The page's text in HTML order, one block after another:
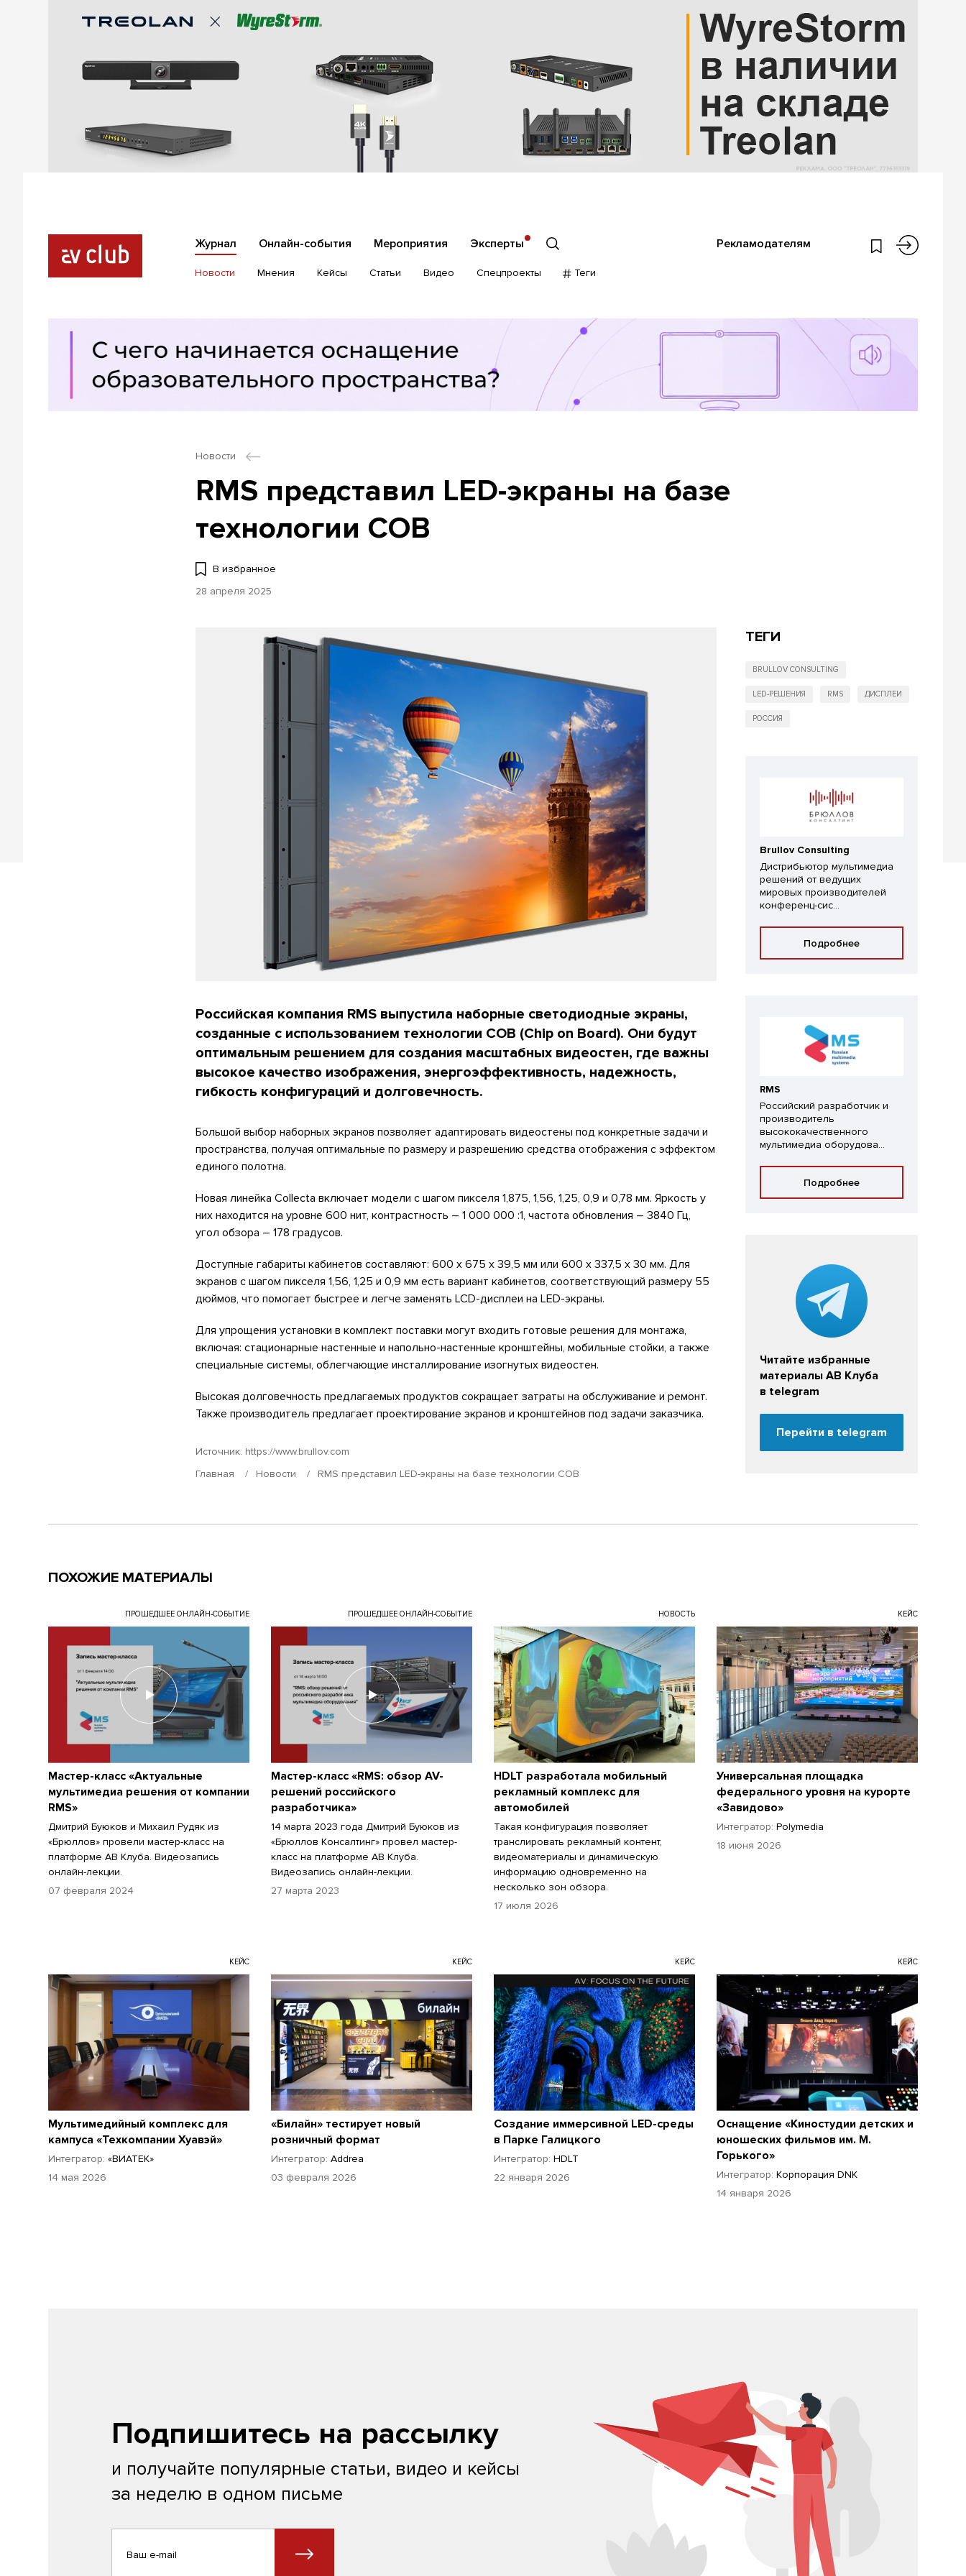
Журнал Онлайн-события Мероприятия Эксперты Рекламодателям
Новости Мнения Кейсы Статьи Видео Спецпроекты Теги
Новости
RMS представил LED-экраны на базе
технологии COB
В избранное
28 апреля 2025
Российская компания RMS выпустила наборные светодиодные экраны,
созданные с использованием технологии COB (Chip on Board). Они будут
оптимальным решением для создания масштабных видеостен, где важны
высокое качество изображения, энергоэффективность, надежность,
гибкость конфигураций и долговечность.
Большой выбор наборных экранов позволяет адаптировать видеостены под конкретные задачи и
пространства, получая оптимальные по размеру и разрешению средства отображения с эффектом
единого полотна.
Новая линейка Collecta включает модели с шагом пикселя 1,875, 1,56, 1,25, 0,9 и 0,78 мм. Яркость у
них находится на уровне 600 нит, контрастность – 1 000 000 :1, частота обновления – 3840 Гц,
угол обзора – 178 градусов.
Доступные габариты кабинетов составляют: 600 х 675 х 39,5 мм или 600 х 337,5 х 30 мм. Для
экранов с шагом пикселя 1,56, 1,25 и 0,9 мм есть вариант кабинетов, соответствующий размеру 55
дюймов, что помогает быстрее и легче заменять LCD-дисплеи на LED-экраны.
Для упрощения установки в комплект поставки могут входить готовые решения для монтажа,
включая: стационарные настенные и напольно-настенные кронштейны, мобильные стойки, а также
специальные системы, облегчающие инсталлирование изогнутых видеостен.
Высокая долговечность предлагаемых продуктов сокращает затраты на обслуживание и ремонт.
Также производитель предлагает проектирование экранов и кронштейнов под задачи заказчика.
Источник: https://www.brullov.com
Главная
Новости RMS представил LED-экраны на базе технологии COB
ТЕГИ
BRULLOV CONSULTING
LED-РЕШЕНИЯ RMS ДИСПЛЕИ
РОССИЯ
Brullov Consulting
Дистрибьютор мультимедиа
решений от ведущих
мировых производителей
конференц-сис...
Подробнее
RMS
Российский разработчик и
производитель
высококачественного
мультимедиа оборудова...
Подробнее
Читайте избранные
материалы АВ Клуба
в telegram
Перейти в telegram
ПОХОЖИЕ МАТЕРИАЛЫ
ПРОШЕДШЕЕ ОНЛАЙН-СОБЫТИЕ
Мастер-класс «Актуальные
мультимедиа решения от компании
RMS»
Дмитрий Буюков и Михаил Рудяк из
«Брюллов» провели мастер-класс на
платформе АВ Клуба. Видеозапись
онлайн-лекции.
07 февраля 2024
ПРОШЕДШЕЕ ОНЛАЙН-СОБЫТИЕ
Мастер-класс «RMS: обзор AV-
решений российского
разработчика»
14 марта 2023 года Дмитрий Буюков из
«Брюллов Консалтинг» провел мастер-
класс на платформе АВ Клуба.
Видеозапись онлайн-лекции.
27 марта 2023
НОВОСТЬ
HDLT разработала мобильный
рекламный комплекс для
автомобилей
Такая конфигурация позволяет
транслировать рекламный контент,
видеоматериалы и динамическую
информацию одновременно на
несколько зон обзора.
17 июля 2026
КЕЙС
Универсальная площадка
федерального уровня на курорте
«Завидово»
Интегратор: Polymedia
18 июня 2026
КЕЙС
Мультимедийный комплекс для
кампуса «Техкомпании Хуавэй»
Интегратор: «ВИАТЕК»
14 мая 2026
КЕЙС
«Билайн» тестирует новый
розничный формат
Интегратор: Addrea
03 февраля 2026
КЕЙС
Создание иммерсивной LED-среды
в Парке Галицкого
Интегратор: HDLT
22 января 2026
КЕЙС
Оснащение «Киностудии детских и
юношеских фильмов им. М.
Горького»
Интегратор: Корпорация DNK
14 января 2026
Подпишитесь на рассылку
и получайте популярные статьи, видео и кейсы
за неделю в одном письме